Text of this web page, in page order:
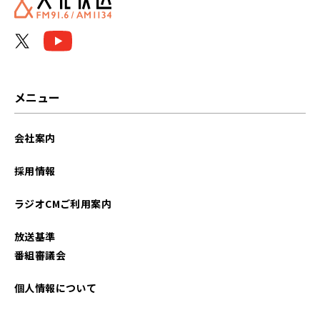
メニュー
会社案内
採用情報
ラジオCMご利用案内
放送基準
番組審議会
個人情報について